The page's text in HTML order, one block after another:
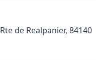
de Realpanier, 84140